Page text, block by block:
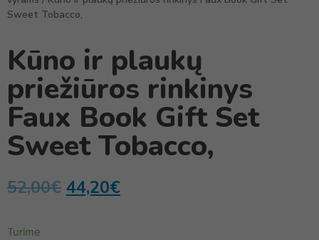
Sweet Tobacco,
Kūno ir plaukų
priežiūros rinkinys
Faux Book Gift Set
Sweet Tobacco,
52,00€ 44,20€
Turime